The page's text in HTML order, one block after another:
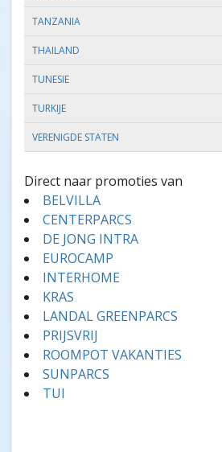
TANZANIA
THAILAND
TUNESIE
TURKIJE
VERENIGDE STATEN
Direct naar promoties van
BELVILLA
CENTERPARCS
DE JONG INTRA
EUROCAMP
INTERHOME
KRAS
LANDAL GREENPARCS
PRIJSVRIJ
ROOMPOT VAKANTIES
SUNPARCS
TUI